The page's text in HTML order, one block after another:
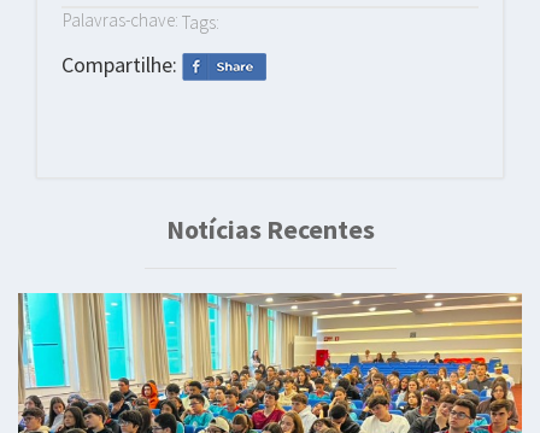
Palavras-chave: Tags:
Compartilhe:
Notícias Recentes